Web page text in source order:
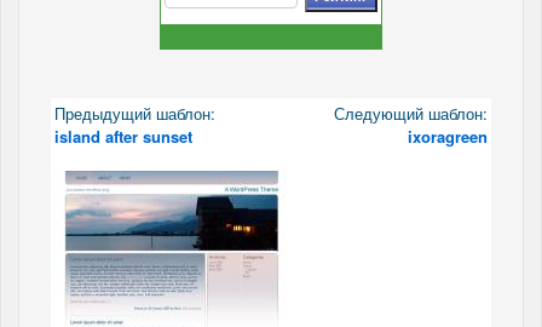
Предыдущий шаблон:
island after sunset
Следующий шаблон:
ixoragreen